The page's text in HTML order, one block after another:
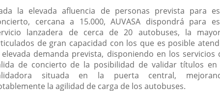
la elevada afluencia de personas prevista para
cercana a 15.000, AUVASA dispondrá para
lanzadera de cerca de 20 autobuses, la
de gran capacidad con los que es posible
demanda prevista, disponiendo en los servicios
de concierto de la posibilidad de validar títulos en
situada en la puerta central,
la agilidad de carga de los autobuses.